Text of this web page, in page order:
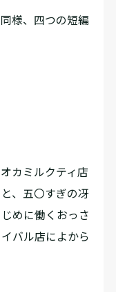
様、四つの短編
カミルクティ店
、五〇すぎの冴
めに働くおっさ
バル店によから